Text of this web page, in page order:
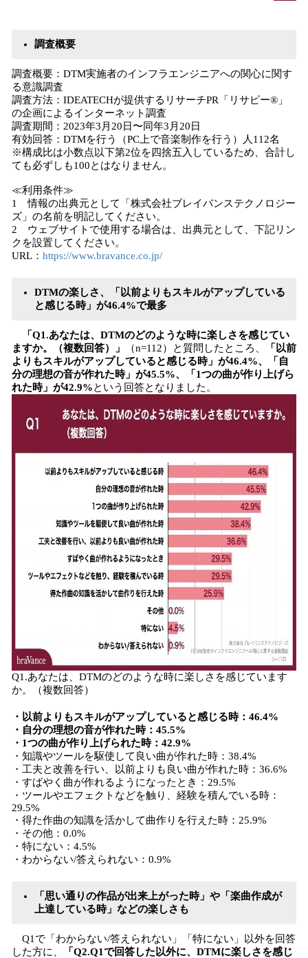
調査概要
調査概要：DTM実施者のインフラエンジニアへの関心に関す
る意識調査
調査方法：IDEATECHが提供するリサーチPR「リサピー®︎」
の企画によるインターネット調査
調査期間：2023年3月20日〜同年3月20日
有効回答：DTMを行う（PC上で音楽制作を行う）人112名
※構成比は小数点以下第2位を四捨五入しているため、合計し
ても必ずしも100とはなりません。
≪利用条件≫
1 情報の出典元として「株式会社ブレイバンステクノロジー
ズ」の名前を明記してください。
2 ウェブサイトで使用する場合は、出典元として、下記リン
クを設置してください。
URL： https://www.bravance.co.jp/
DTMの楽しさ、「以前よりもスキルがアップしている
と感じる時」が46.4%で最多
「Q1.あなたは、DTMのどのような時に楽しさを感じてい
ますか。（複数回答）」
（n=112）と質問したところ、
「以前
よりもスキルがアップしていると感じる時」が46.4%、「自
分の理想の音が作れた時」が45.5%、「1つの曲が作り上げら
れた時」が42.9%という回答となりました。
Q1.あなたは、DTMのどのような時に楽しさを感じています
か。（複数回答）
・以前よりもスキルがアップしていると感じる時：46.4%
・自分の理想の音が作れた時：45.5%
・1つの曲が作り上げられた時：42.9%
・知識やツールを駆使して良い曲が作れた時：38.4%
・工夫と改善を行い、以前よりも良い曲が作れた時：36.6%
・すばやく曲が作れるようになったとき：29.5%
・ツールやエフェクトなどを触り、経験を積んでいる時：
29.5%
・得た作曲の知識を活かして曲作りを行えた時：25.9%
・その他：0.0%
・特にない：4.5%
・わからない/答えられない：0.9%
「思い通りの作品が出来上がった時」や「楽曲作成が
上達している時」などの楽しさも
Q1で「わからない/答えられない」「特にない」以外を回答
した方に、
「Q2.Q1で回答した以外に、DTMに楽しさを感じ